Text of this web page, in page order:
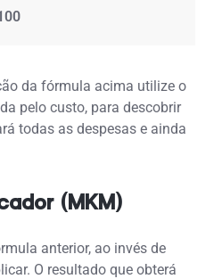
da fórmula acima utilize o
pelo custo, para descobrir
todas as despesas e ainda
(MKM)
anterior, ao invés de
O resultado que obterá